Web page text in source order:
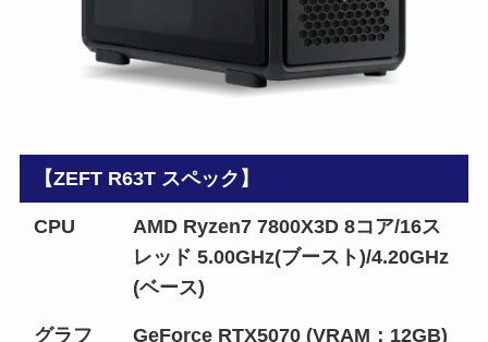
【ZEFT R63T スペック】
CPU
AMD Ryzen7 7800X3D 8コア/16ス
レッド 5.00GHz(ブースト)/4.20GHz
(ベース)
グラフ
GeForce RTX5070 (VRAM：12GB)